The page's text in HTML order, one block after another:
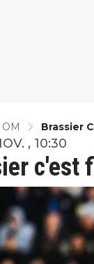
OM Brassier
c'est
, 10:30